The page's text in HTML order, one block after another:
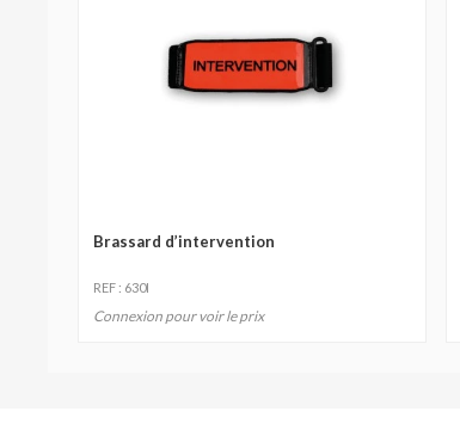
Brassard d’intervention
REF : 630I
Connexion pour voir le prix